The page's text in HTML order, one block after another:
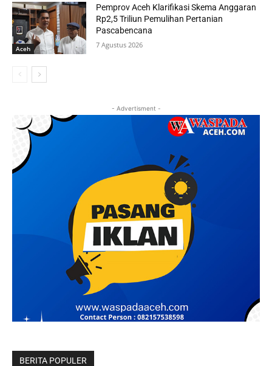
Aceh
Pemprov Aceh Klarifikasi Skema Anggaran
Rp2,5 Triliun Pemulihan Pertanian
Pascabencana
7 Agustus 2026
- Advertisment -
BERITA POPULER